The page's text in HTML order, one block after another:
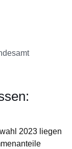
2023 liegen